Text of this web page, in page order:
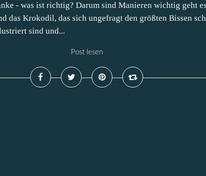
- was ist richtig? Darum sind Manieren wichtig geht
das Krokodil, das sich ungefragt den größten Bissen
sind und...
Post lesen